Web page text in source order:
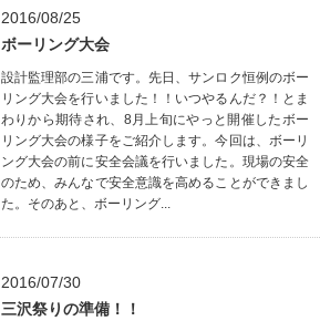
2016/08/25
ボーリング大会
設計監理部の三浦です。先日、サンロク恒例のボー
リング大会を行いました！！いつやるんだ？！とま
わりから期待され、8月上旬にやっと開催したボー
リング大会の様子をご紹介します。今回は、ボーリ
ング大会の前に安全会議を行いました。現場の安全
のため、みんなで安全意識を高めることができまし
た。そのあと、ボーリング...
2016/07/30
三沢祭りの準備！！